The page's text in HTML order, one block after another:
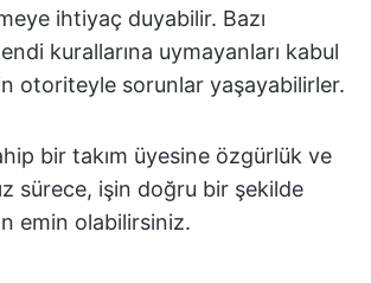
ihtiyaç duyabilir. Bazı
kurallarına uymayanları kabul
otoriteyle sorunlar yaşayabilirler.
bir takım üyesine özgürlük ve
sürece, işin doğru bir şekilde
emin olabilirsiniz.